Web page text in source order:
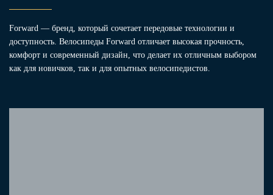
Forward — бренд, который сочетает передовые технологии и
доступность. Велосипеды Forward отличает высокая прочность,
комфорт и современный дизайн, что делает их отличным выбором
как для новичков, так и для опытных велосипедистов.